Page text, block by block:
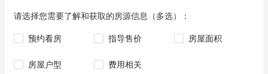
请选择您需要了解和获取的房源信息（多选）：
预约看房 指导售价 房屋面积
房屋户型 费用相关